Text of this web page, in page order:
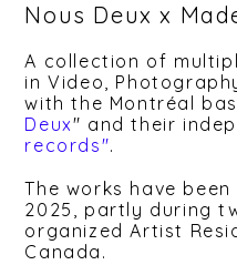
Nous Deux x
A collection of
in Video,
with the Montréal
Deux" and their
records".
The works have
2025, partly during
organized Artist
Canada.